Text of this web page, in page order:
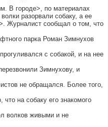
В городе>, по материалах
разорвали собаку, а ее
Журналист сообщал о том, что
парка Роман Зимнухов
с собакой, и на нее
Зимнухову, и
не обращался. Более того,
что на собаку его знакомого
волков живыми и не